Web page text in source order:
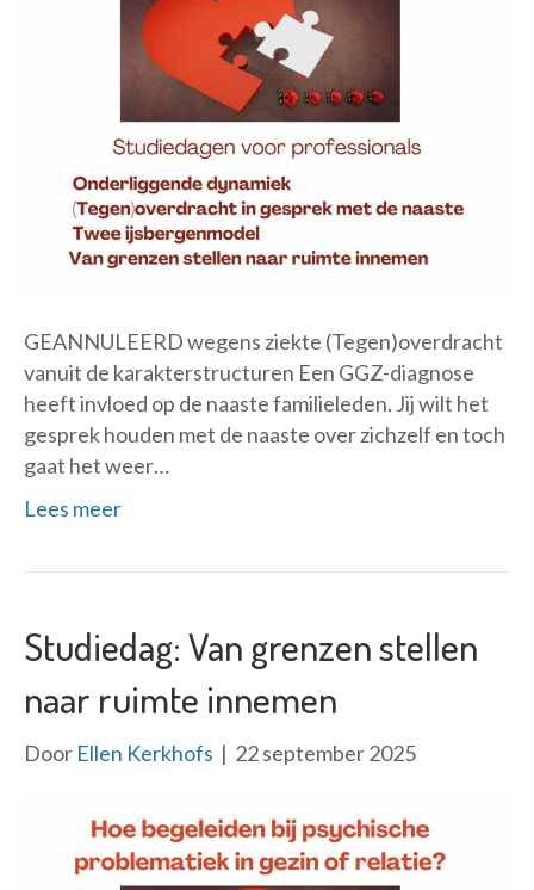
GEANNULEERD wegens ziekte (Tegen)overdracht
vanuit de karakterstructuren Een GGZ-diagnose
heeft invloed op de naaste familieleden. Jij wilt het
gesprek houden met de naaste over zichzelf en toch
gaat het weer…
Lees meer
Studiedag: Van grenzen stellen
naar ruimte innemen
Door Ellen Kerkhofs | 22 september 2025